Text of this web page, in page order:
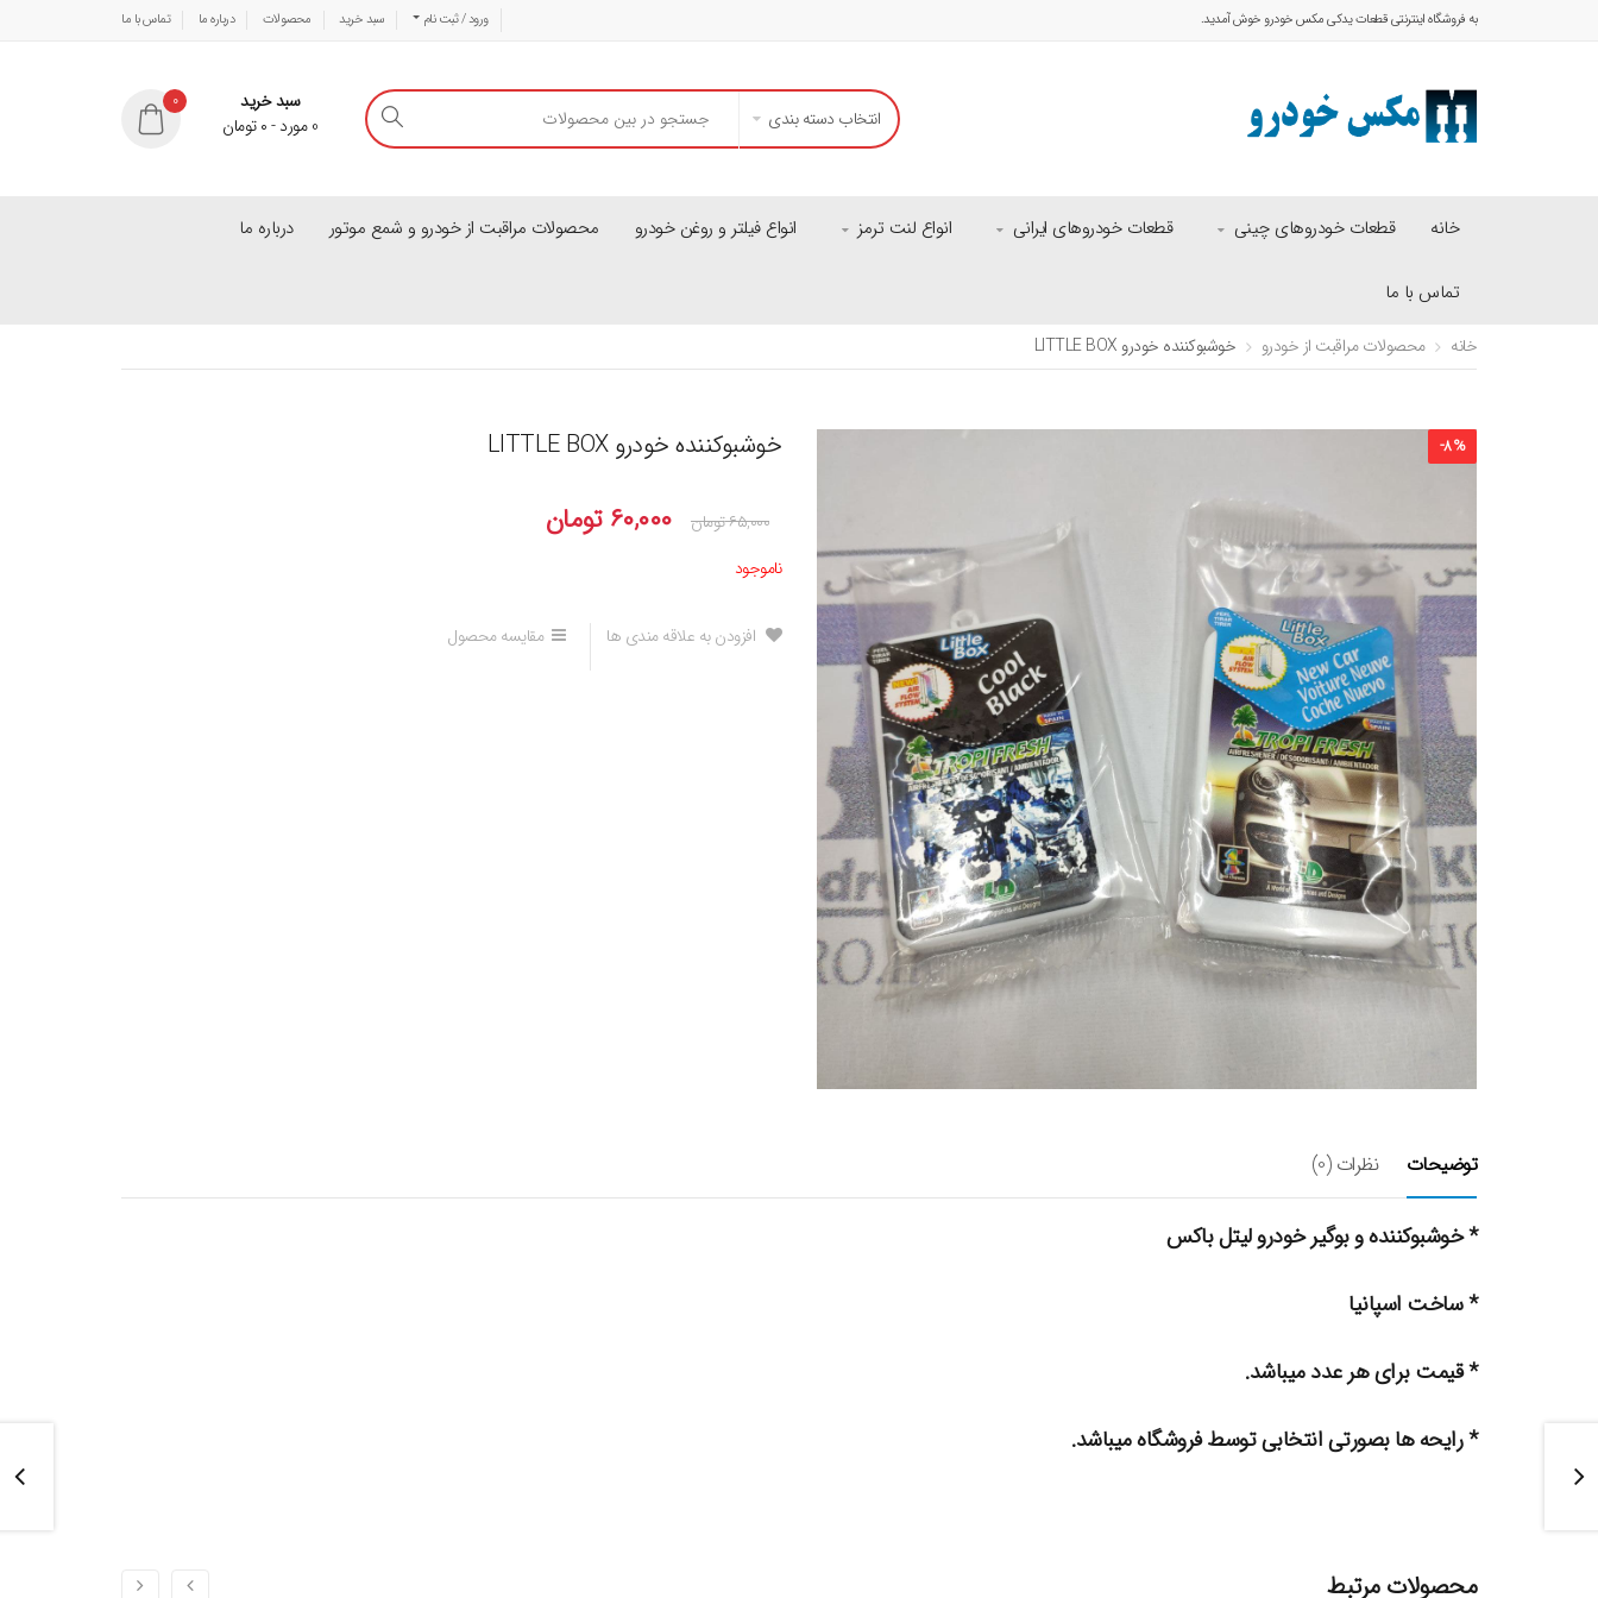
به فروشگاه اینترنتی قطعات یدکی مکس خودرو خوش آمدید. ورود / ثبت نام سبد خرید محصولات درباره ما تماس با ما
انتخاب دسته بندی
0
سبد خرید
0مورد-۰ تومان
خانه قطعات خودروهای چینی قطعات خودروهای ایرانی انواع لنت ترمز انواع فیلتر و روغن خودرو محصولات مراقبت از خودرو و شمع موتور درباره ما
تماس با ما
خانه محصولات مراقبت از خودرو خوشبوکننده خودرو LITTLE BOX
-8% خوشبوکننده خودرو LITTLE BOX
۶۵,۰۰۰تومان ۶۰,۰۰۰ تومان
ناموجود
افزودن به علاقه مندی ها مقایسه محصول
توضیحات نظرات (0)
* خوشبوکننده و بوگیر خودرو لیتل باکس
* ساخت اسپانیا
* قیمت برای هر عدد میباشد.
* رایحه ها بصورتی انتخابی توسط فروشگاه میباشد.
محصولات مرتبط